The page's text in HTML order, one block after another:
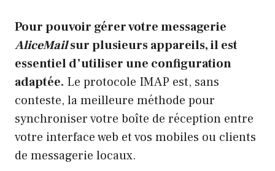
Pour pouvoir gérer votre messagerie
AliceMailsur plusieurs appareils, il est
essentiel d’utiliser une configuration
adaptée. Le protocole IMAP est, sans
conteste, la meilleure méthode pour
synchroniser votre boîte de réception entre
votre interface web et vos mobiles ou clients
de messagerie locaux.